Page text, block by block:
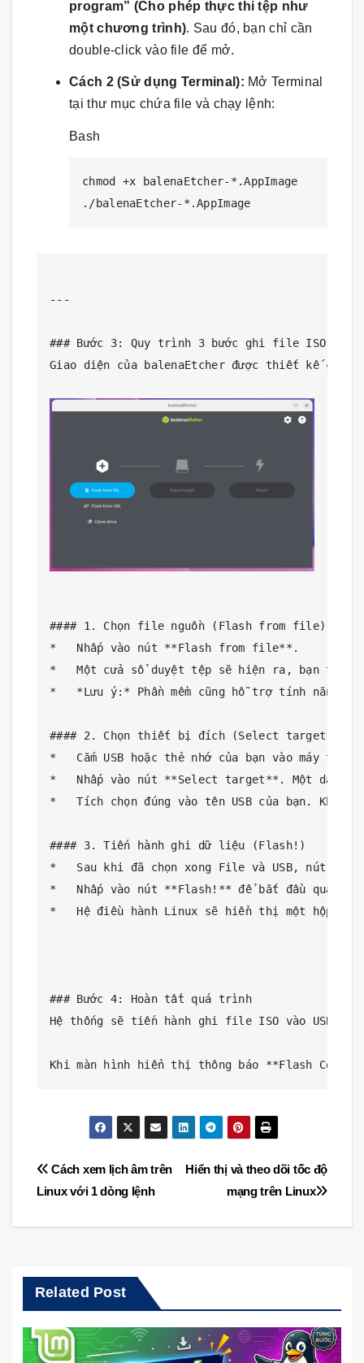
program” (Cho phép thực thi tệp như
một chương trình). Sau đó, bạn chỉ cần
double-click vào file để mở.
Cách 2 (Sử dụng Terminal): Mở Terminal
tại thư mục chứa file và chạy lệnh:
Bash
chmod +x balenaEtcher-*.AppImage
---
### Bước 3: Quy trình 3 bước ghi file ISO vào
Giao diện của balenaEtcher được thiết kế
#### 1. Chọn file nguồn (Flash from file)
*   Nhấp vào nút **Flash from file**.
*   Một cửa sổ duyệt tệp sẽ hiện ra, bạn tìm
*   *Lưu ý:* Phần mềm cũng hỗ trợ tính năng
#### 2. Chọn thiết bị đích (Select target)
*   Cắm USB hoặc thẻ nhớ của bạn vào máy tính.
*   Nhấp vào nút **Select target**. Một danh
*   Tích chọn đúng vào tên USB của bạn.
#### 3. Tiến hành ghi dữ liệu (Flash!)
*   Sau khi đã chọn xong File và USB, nút
*   Nhấp vào nút **Flash!** để bắt đầu quá
*   Hệ điều hành Linux sẽ hiển thị một hộp
### Bước 4: Hoàn tất quá trình
Hệ thống sẽ tiến hành ghi file ISO vào USB
Khi màn hình hiển thị thông báo **Flash
Điều
hướng
viết
Hiển thị và theo dõi tốc độ
mạng trên Linux
Cách xem lịch âm trên
Linux với 1 dòng lệnh
Related Post